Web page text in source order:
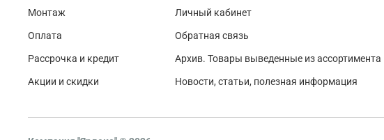
Монтаж
Оплата
Рассрочка и кредит
Акции и скидки
Личный кабинет
Обратная связь
Архив. Товары выведенные из ассортимента
Новости, статьи, полезная информация